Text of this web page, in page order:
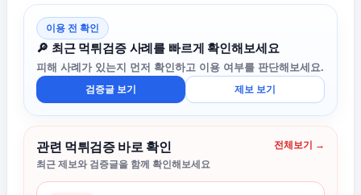
이용 전 확인
🔎 최근 먹튀검증 사례를 빠르게 확인해보세요
피해 사례가 있는지 먼저 확인하고 이용 여부를 판단해보세요.
검증글 보기 제보 보기
관련 먹튀검증 바로 확인
최근 제보와 검증글을 함께 확인해보세요
전체보기 →